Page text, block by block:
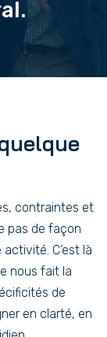
contraintes et
pas de façon
C’est là
nous fait la
de
en clarté, en